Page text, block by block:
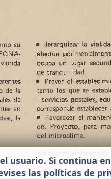
usuario. Si continua
las políticas de